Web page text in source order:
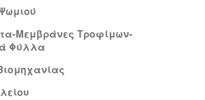
Μεμβράνες Τροφίμων-
Φύλλα